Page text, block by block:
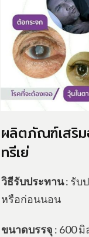
ผลิตภัณฑ์เสริม
ทรีเย่
วิธีรับประทาน: รับ
หรือก่อนนอน
ขนาดบรรจุ : 600